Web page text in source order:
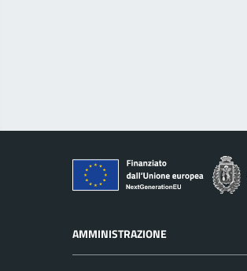
AMMINISTRAZIONE